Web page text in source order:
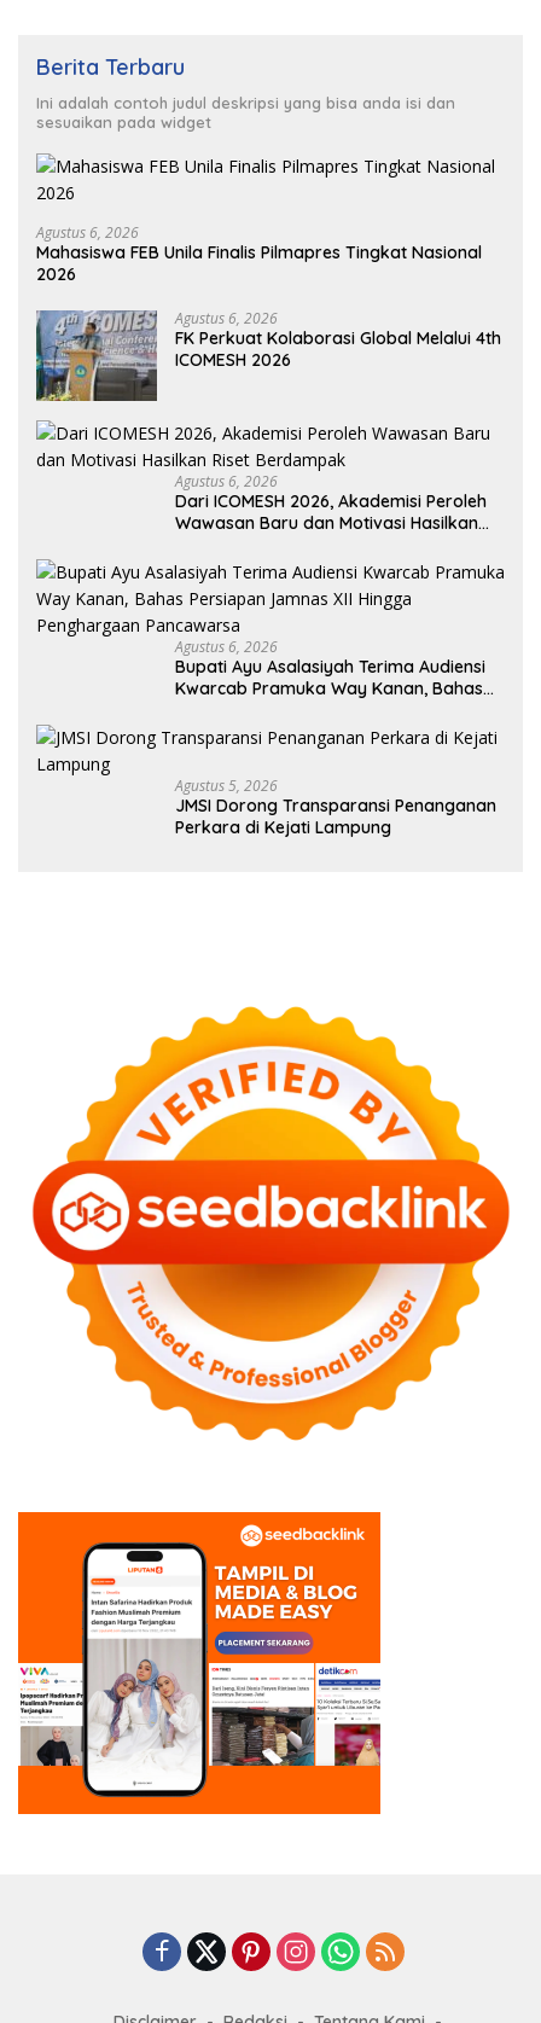
Berita Terbaru
Ini adalah contoh judul deskripsi yang bisa anda isi dan
sesuaikan pada widget
Agustus 6, 2026
Mahasiswa FEB Unila Finalis Pilmapres Tingkat Nasional
2026
Agustus 6, 2026
FK Perkuat Kolaborasi Global Melalui 4th
ICOMESH 2026
Agustus 6, 2026
Dari ICOMESH 2026, Akademisi Peroleh
Wawasan Baru dan Motivasi Hasilkan
Agustus 6, 2026
Bupati Ayu Asalasiyah Terima Audiensi
Kwarcab Pramuka Way Kanan, Bahas
Penghargaan Pancawarsa
Agustus 5, 2026
JMSI Dorong Transparansi Penanganan
Perkara di Kejati Lampung